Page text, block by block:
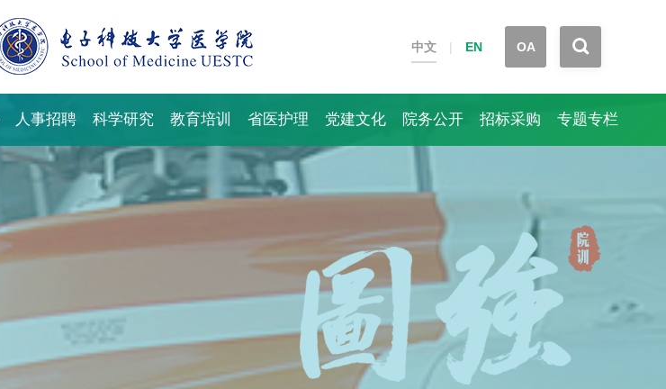


OA
中文 | EN
人事招聘 科学研究 教育培训 省医护理 党建文化 院务公开 招标采购 专题专栏